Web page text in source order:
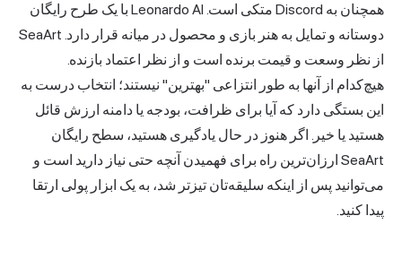
همچنان به Discord متکی است. Leonardo AI با یک طرح رایگان
دوستانه و تمایل به هنر بازی و محصول در میانه قرار دارد. SeaArt
از نظر وسعت و قیمت برنده است و از نظر اعتماد بازنده.
هیچ‌کدام از آنها به طور انتزاعی "بهترین" نیستند؛ انتخاب درست به
این بستگی دارد که آیا برای ظرافت، بودجه یا دامنه ارزش قائل
هستید یا خیر. اگر هنوز در حال یادگیری هستید، سطح رایگان
SeaArt ارزان‌ترین راه برای فهمیدن آنچه حتی نیاز دارید است و
می‌توانید پس از اینکه سلیقه‌تان تیزتر شد، به یک ابزار پولی ارتقا
پیدا کنید.